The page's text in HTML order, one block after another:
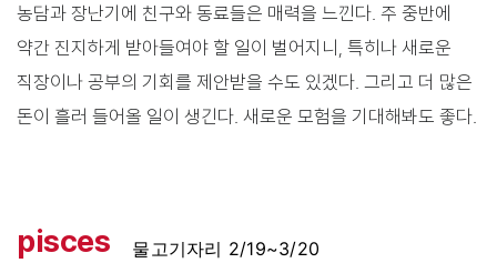
농담과 장난기에 친구와 동료들은 매력을 느낀다. 주 중반에
약간 진지하게 받아들여야 할 일이 벌어지니, 특히나 새로운
직장이나 공부의 기회를 제안받을 수도 있겠다. 그리고 더 많은
돈이 흘러 들어올 일이 생긴다. 새로운 모험을 기대해봐도 좋다.
pisces
물고기자리 2/19~3/20